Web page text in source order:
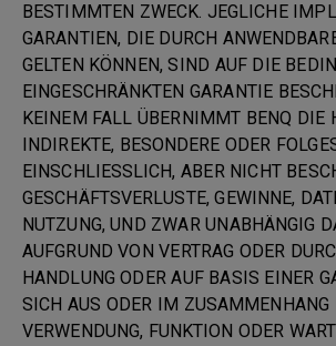
BESTIMMTEN ZWECK. JEGLICHE
GARANTIEN, DIE DURCH
GELTEN KÖNNEN, SIND AUF DIE
EINGESCHRÄNKTEN GARANTIE
KEINEM FALL ÜBERNIMMT BENQ DIE
INDIREKTE, BESONDERE ODER
EINSCHLIESSLICH, ABER NICHT
GESCHÄFTSVERLUSTE, GEWINNE,
NUTZUNG, UND ZWAR UNABHÄNGIG
AUFGRUND VON VERTRAG ODER
HANDLUNG ODER AUF BASIS EINER
SICH AUS ODER IM ZUSAMMENHANG
VERWENDUNG, FUNKTION ODER